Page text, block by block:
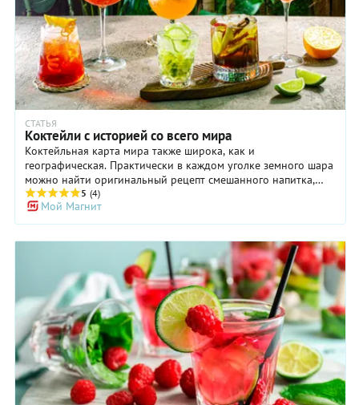
СТАТЬЯ
Коктейли с историей со всего мира
Коктейльная карта мира также широка, как и
географическая. Практически в каждом уголке земного шара
можно найти оригинальный рецепт смешанного напитка,
окутанный легендой или просто составленный из локальных
ингредиентов. В этой подборке мы предлагаем вам
известные коктейли с историей — яркий апероль шприц,
загадочную кайпиринью, крепкий негрони, брутальный олд
фэшн, модный во все времена космополитен и солнечный
дайкири. Совершите небольшое путешествие по странам и
континентам, попробовав коктейли из Италии, Бразилии,
Северной Америки, Кубы. Маленький общий совет: для
приготовления льда, который вам понадобится, используйте
только хорошую питьевую воду.
5 (4)
Мой Магнит